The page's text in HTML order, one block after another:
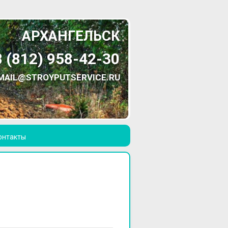
АРХАНГЕЛЬСК
(812) 958-42-30